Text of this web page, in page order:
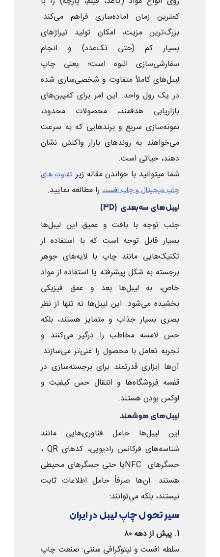
کمترین زمان آماده‌سازی فراهم می‌کند.
بزرگ‌ترین مزیت، امکان تولید تیراژهای
بسیار کم (حتی تک‌عدد) و انجام
سفارشی‌سازی انبوه است؛ یعنی چاپ
لیبل‌های کاملاً متفاوت و شخصی‌سازی شده
در یک رول واحد. این امر برای کمپین‌های
بازاریابی هدفمند، محصولات محدود،
نمونه‌سازی سریع و برندهایی که به سرعت
می‌خواهند به روندهای بازار واکنش نشان
دهند، حیاتی است.
شما میتوانید با خواندن مقاله زیرتفاوت های
چاپ دیجیتال و چاپ افسترا مطالعه نمایید.
لیبل‌های سه‌بعدی (3D)
جلب توجه با بافت و عمیق این لیبل‌ها
بسیار قابل توجه است که با استفاده از
تکنیک‌هایی مانند چاپ با لایه‌های جوهر
برجسته به شکل پیشرفته یا استفاده از مواد
خاص، به لیبل‌ها بعد و عمق فیزیکی
بخشیده می‌شود. این لیبل‌ها نه تنها از نظر
بصری بسیار جذاب و متمایز هستند، بلکه
حس لامسه مخاطب را درگیر می‌کنند و
تجربه تعامل با محصول را غنی‌تر می‌سازند.
آن‌ها ابزاری قدرتمند برای برجسته‌سازی در
قفسه فروشگاه‌ها و انتقال حس کیفیت و
لوکس بودن هستند.
لیبل‌های هوشمند
این لیبل‌ها حامل فناوری‌هایی مانند
شناسه‌های فرکانس رادیویی، کدهای QR ،
حسگرهای NFCیا حتی حسگرهای محیطی
هستند. آن‌ها صرفاً حامل اطلاعات ثابت
نیستند، بلکه می‌توانند:
سیر تحول چاپ لیبل در ایران
1. پیش از دهه ۸۰
سلطه افست و لیتوگرافی سنتی: صنعت چاپ